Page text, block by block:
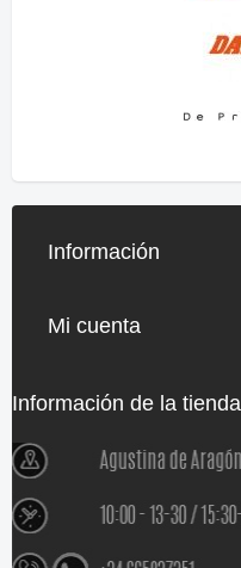
Información
Mi cuenta
Información de la tienda